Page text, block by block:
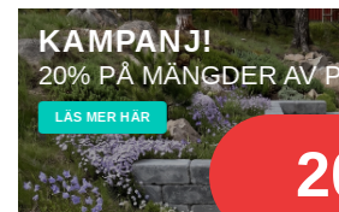
KAMPANJ!
20% PÅ MÄNGDER AV
LÄS MER HÄR